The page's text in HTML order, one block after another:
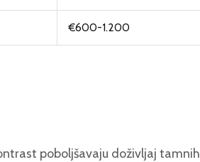
€600-1.200
poboljšavaju doživljaj tamnih